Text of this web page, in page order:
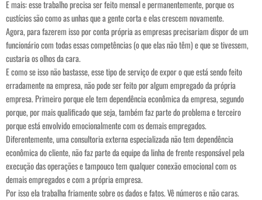
E mais: esse trabalho precisa ser feito mensal e permanentemente, porque os
custícios são como as unhas que a gente corta e elas crescem novamente.
Agora, para fazerem isso por conta própria as empresas precisariam dispor de um
funcionário com todas essas competências (o que elas não têm) e que se tivessem,
custaria os olhos da cara.
E como se isso não bastasse, esse tipo de serviço de expor o que está sendo feito
erradamente na empresa, não pode ser feito por algum empregado da própria
empresa. Primeiro porque ele tem dependência econômica da empresa, segundo
porque, por mais qualificado que seja, também faz parte do problema e terceiro
porque está envolvido emocionalmente com os demais empregados.
Diferentemente, uma consultoria externa especializada não tem dependência
econômica do cliente, não faz parte da equipe da linha de frente responsável pela
execução das operações e tampouco tem qualquer conexão emocional com os
demais empregados e com a própria empresa.
Por isso ela trabalha friamente sobre os dados e fatos. Vê números e não caras.